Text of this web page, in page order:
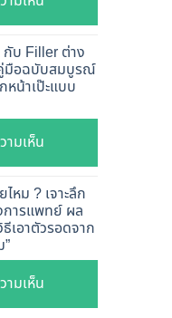
ยี่ห้อ
แบบ
ละเอียด
ฉีด
แล้ว
หน้า
ผล
เจาะ
ลึก
การ
ทำงาน
ยี่ห้อ
ไหน
ดี
และ
วิธี
ดูแล
ให้
รีวิว
เคส
หน้า
เรียว
รูป
Shape
ปลอดภัย
ชัดเจน
กับ Filler ต่าง
มือฉบับสมบูรณ์
น้าเป๊ะแบบ
ามเห็นบน
เจาะ
ลึก
Botox
กับ
ต่าง
หม ? เจาะลึก
การแพทย์ ผล
เอาตัวรอดจาก
ามเห็นบน
Botox